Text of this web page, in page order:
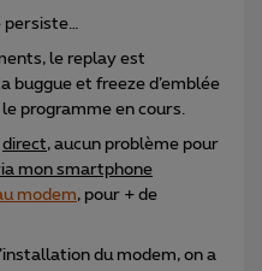
persiste…
le replay est
buggue et freeze d’emblée
programme en cours.
direct, aucun problème pour
mon smartphone
modem, pour + de
du modem, on a